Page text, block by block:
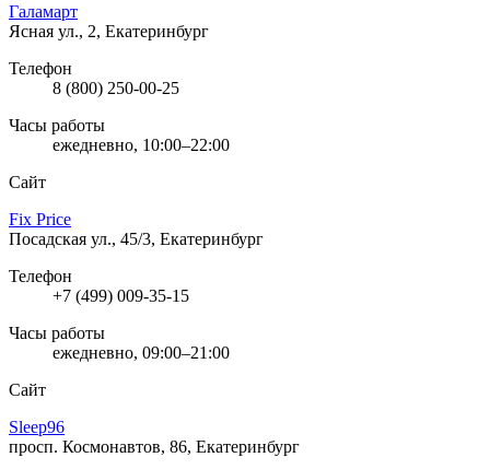
Галамарт
Ясная ул., 2, Екатеринбург
Телефон
8 (800) 250-00-25
Часы работы
ежедневно, 10:00–22:00
Сайт
Fix Price
Посадская ул., 45/3, Екатеринбург
Телефон
+7 (499) 009-35-15
Часы работы
ежедневно, 09:00–21:00
Сайт
Sleep96
просп. Космонавтов, 86, Екатеринбург